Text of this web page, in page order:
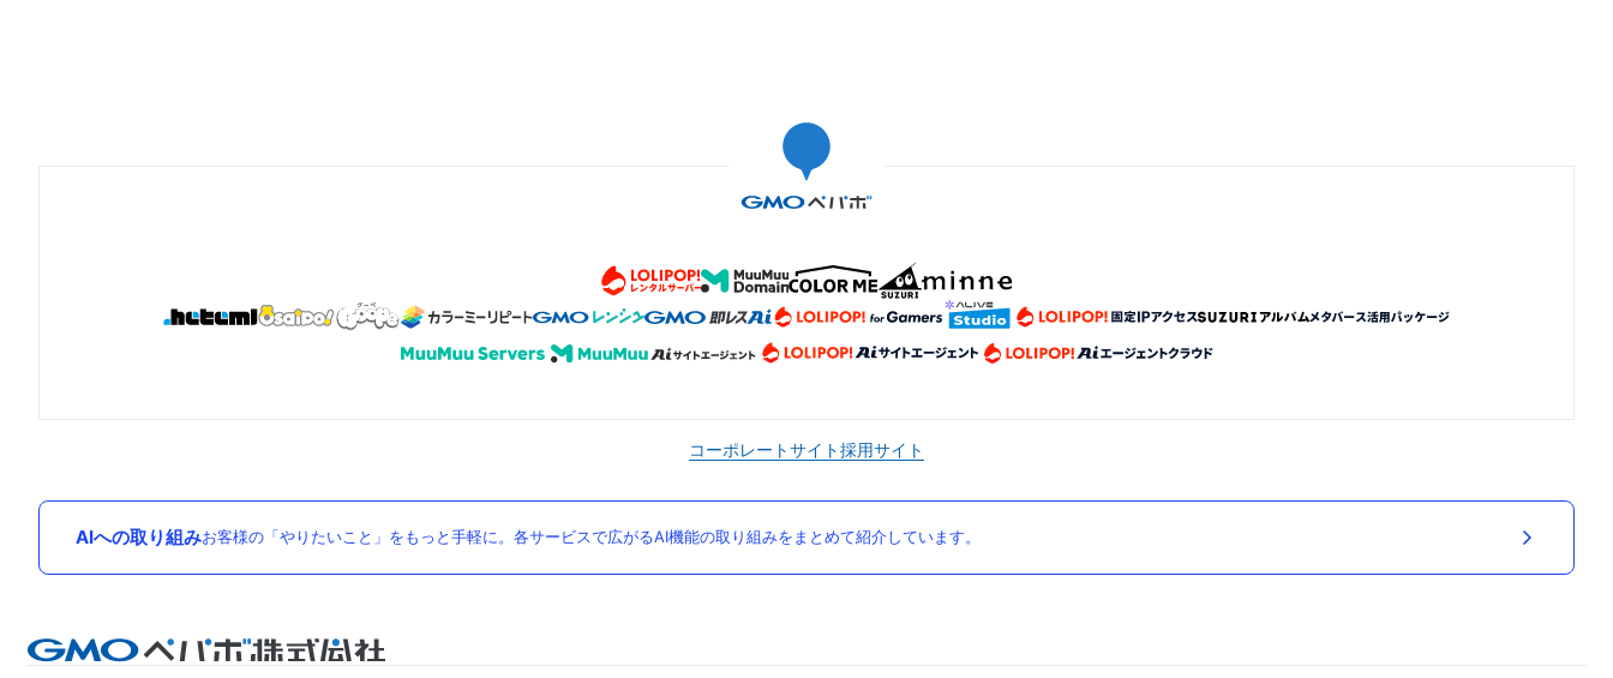
コーポレートサイト採用サイト
AIへの取り組みお客様の「やりたいこと」をもっと手軽に。各サービスで広がるAI機能の取り組みをまとめて紹介しています。